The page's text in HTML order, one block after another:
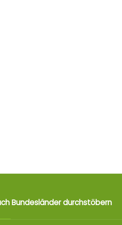
Bundesländer durchstöbern